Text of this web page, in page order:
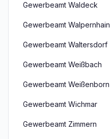
Gewerbeamt Waldeck
Gewerbeamt Walpernhain
Gewerbeamt Waltersdorf
Gewerbeamt Weißbach
Gewerbeamt Weißenborn
Gewerbeamt Wichmar
Gewerbeamt Zimmern